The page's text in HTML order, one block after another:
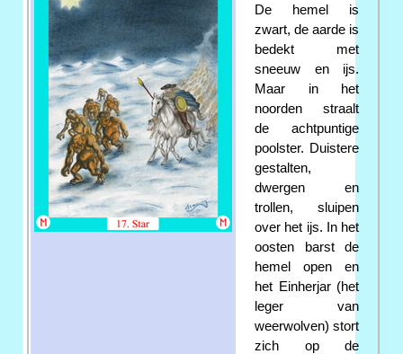
De hemel is
zwart, de aarde is
bedekt met
sneeuw en ijs.
Maar in het
noorden straalt
de achtpuntige
poolster. Duistere
gestalten,
dwergen en
trollen, sluipen
over het ijs. In het
oosten barst de
hemel open en
het Einherjar (het
leger van
weerwolven) stort
zich op de